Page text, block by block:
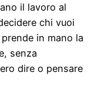
il lavoro al
chi vuoi
in mano la
senza
dire o pensare